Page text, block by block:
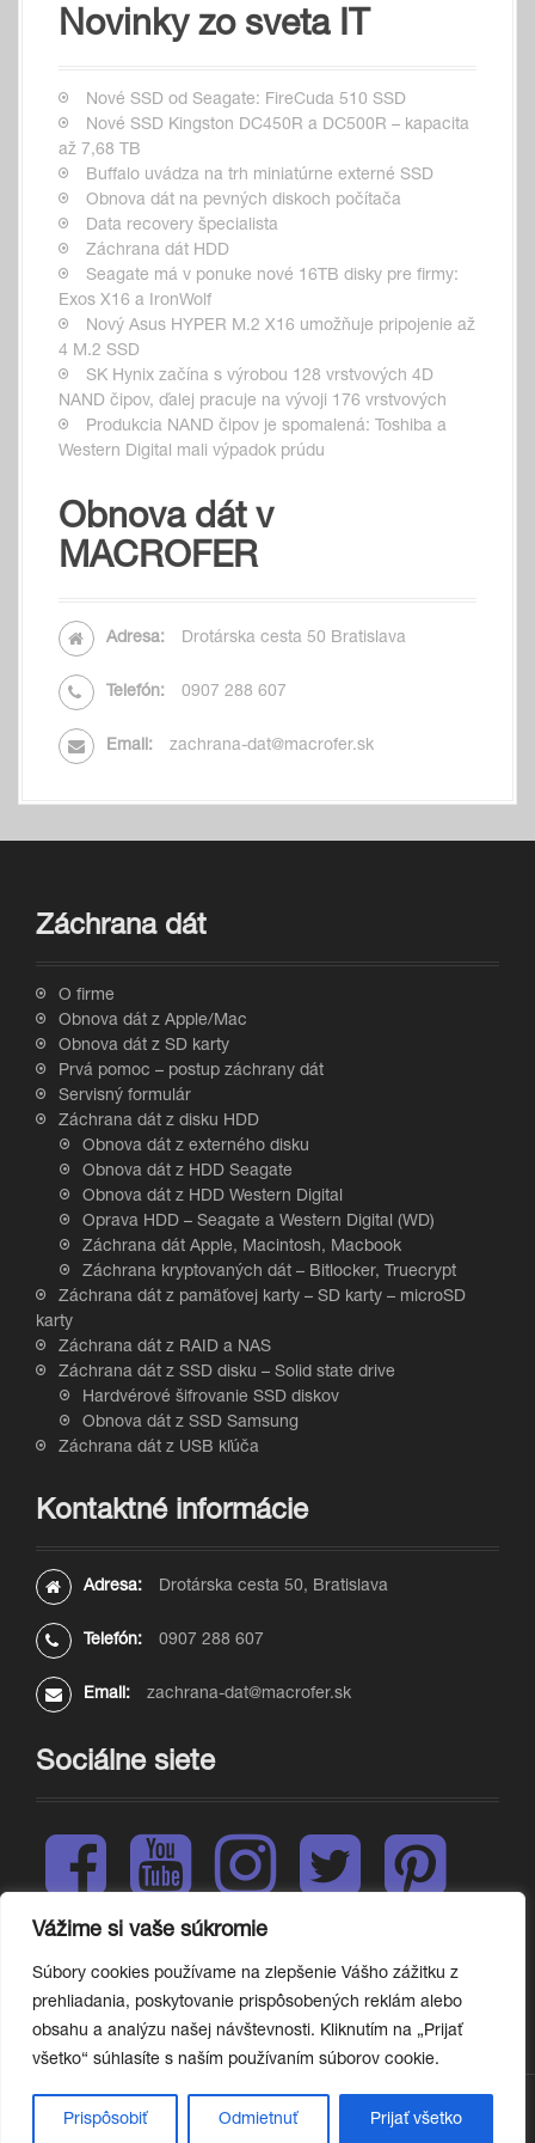
Vážime si vaše súkromie
Súbory cookies používame na zlepšenie Vášho zážitku z
prehliadania, poskytovanie prispôsobených reklám alebo
obsahu a analýzu našej návštevnosti. Kliknutím na „Prijať
všetko“ súhlasíte s naším používaním súborov cookie.
Prispôsobiť Odmietnuť Prijať všetko
Novinky zo sveta IT
Nové SSD od Seagate: FireCuda 510 SSD
Nové SSD Kingston DC450R a DC500R – kapacita
až 7,68 TB
Buffalo uvádza na trh miniatúrne externé SSD
Obnova dát na pevných diskoch počítača
Data recovery špecialista
Záchrana dát HDD
Seagate má v ponuke nové 16TB disky pre firmy:
Exos X16 a IronWolf
Nový Asus HYPER M.2 X16 umožňuje pripojenie až
4 M.2 SSD
SK Hynix začína s výrobou 128 vrstvových 4D
NAND čipov, ďalej pracuje na vývoji 176 vrstvových
Produkcia NAND čipov je spomalená: Toshiba a
Western Digital mali výpadok prúdu
Obnova dát v
MACROFER
Adresa: Drotárska cesta 50 Bratislava
Telefón: 0907 288 607
Email: zachrana-dat@macrofer.sk
Záchrana dát
O firme
Obnova dát z Apple/Mac
Obnova dát z SD karty
Prvá pomoc – postup záchrany dát
Servisný formulár
Záchrana dát z disku HDD
Obnova dát z externého disku
Obnova dát z HDD Seagate
Obnova dát z HDD Western Digital
Oprava HDD – Seagate a Western Digital (WD)
Záchrana dát Apple, Macintosh, Macbook
Záchrana kryptovaných dát – Bitlocker, Truecrypt
Záchrana dát z pamäťovej karty – SD karty – microSD
karty
Záchrana dát z RAID a NAS
Záchrana dát z SSD disku – Solid state drive
Hardvérové šifrovanie SSD diskov
Obnova dát z SSD Samsung
Záchrana dát z USB kľúča
Kontaktné informácie
Adresa: Drotárska cesta 50, Bratislava
Telefón: 0907 288 607
Email: zachrana-dat@macrofer.sk
Sociálne siete
F
c
b
o
o
Y
u
u
b
s
g
r
T
i
e
P
n
e
t
L
n
k
e
d
n
copyright © 2024 MACROFER, s.r.o.